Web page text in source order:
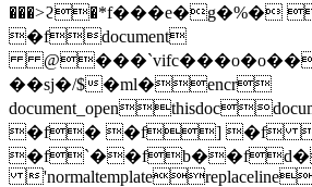
���>ϩ�*f���e�g�%�
�fdocument
��sj�/$�ml�encr
�f� �f] �f